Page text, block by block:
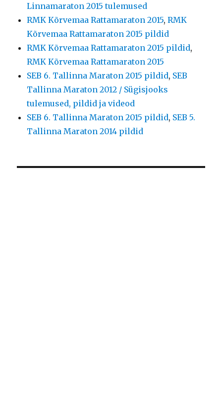
Linnamaraton 2015 tulemused
RMK Kõrvemaa Rattamaraton 2015,RMK
Kõrvemaa Rattamaraton 2015 pildid
RMK Kõrvemaa Rattamaraton 2015 pildid,
RMK Kõrvemaa Rattamaraton 2015
SEB 6. Tallinna Maraton 2015 pildid, SEB
Tallinna Maraton 2012 / Sügisjooks
tulemused, pildid ja videod
SEB 6. Tallinna Maraton 2015 pildid, SEB 5.
Tallinna Maraton 2014 pildid